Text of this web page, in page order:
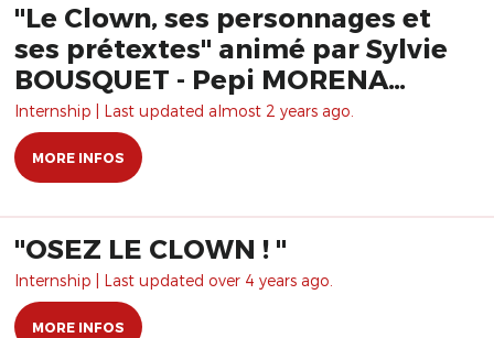
"Le Clown, ses personnages et
ses prétextes" animé par Sylvie
BOUSQUET - Pepi MORENA
Formation
Internship | Last updated almost 2 years ago.
MORE INFOS
"OSEZ LE CLOWN ! "
Internship | Last updated over 4 years ago.
MORE INFOS